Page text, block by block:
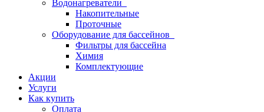
Водонагреватели
Накопительные
Проточные
Оборудование для бассейнов
Фильтры для бассейна
Химия
Комплектующие
Акции
Услуги
Как купить
Оплата